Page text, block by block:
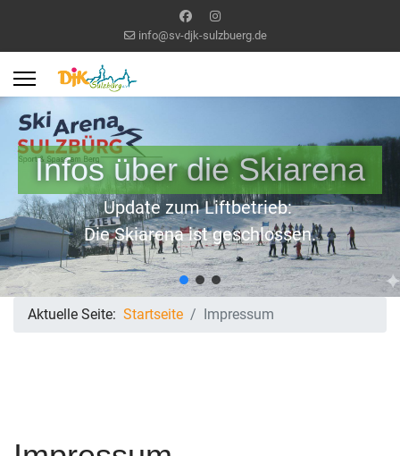
info@sv-djk-sulzbuerg.de
Infos über die Skiarena
Update zum Liftbetrieb:
Die Skiarena ist geschlossen.
Aktuelle Seite: Startseite Impressum